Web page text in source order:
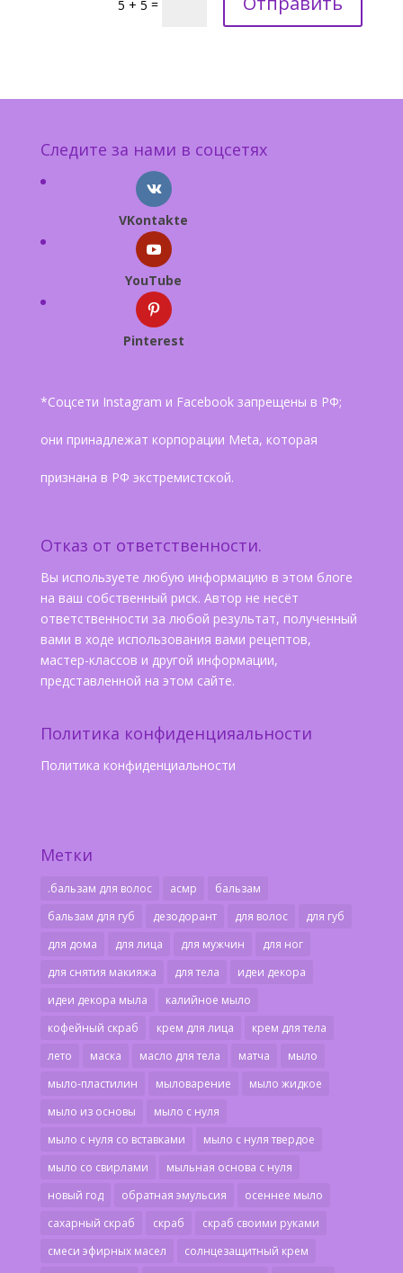
5 + 5 =
Следите за нами в соцсетях
VKontakte
YouTube
Pinterest
*Соцсети Instagram и Facebook запрещены в РФ;
они принадлежат корпорации Meta, которая
признана в РФ экстремистской.
Отказ от ответственности.
Вы используете любую информацию в этом блоге
на ваш собственный риск. Автор не несёт
ответственности за любой результат, полученный
вами в ходе использования вами рецептов,
мастер-классов и другой информации,
представленной на этом сайте.
Политика конфиденцияальности
Политика конфиденциальности
Метки
.бальзам для волос асмр
бальзам
бальзам для губ
дезодорант для волос
для губ
для дома
для лица для мужчин
для ног
для снятия макияжа
для тела
идеи декора
идеи декора мыла
калийное мыло
кофейный скраб
крем для лица
крем для тела
лето
маска масло для тела матча
мыло
мыло-пластилин
мыловарение
мыло жидкое
мыло из основы
мыло с нуля
мыло с нуля со вставками
мыло с нуля твердое
мыло со свирлами
мыльная основа с нуля
новый год
обратная эмульсия
осеннее мыло
сахарный скраб
скраб
скраб своими руками
смеси эфирных масел
солнцезащитный крем